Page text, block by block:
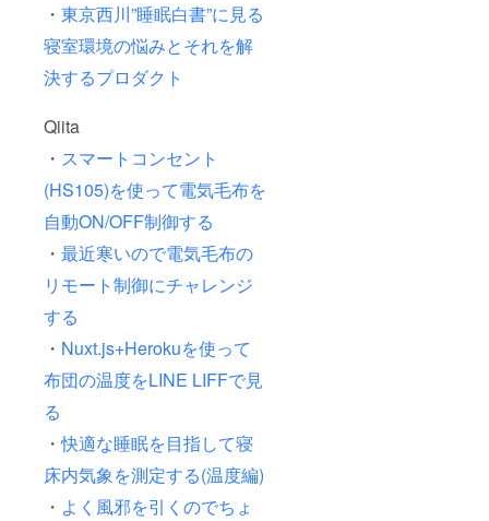
・ 東京西川”睡眠白書”に見る
寝室環境の悩みとそれを解
決するプロダクト
Qiita
・ スマートコンセント
(HS105)を使って電気毛布を
自動ON/OFF制御する
・ 最近寒いので電気毛布の
リモート制御にチャレンジ
する
・ Nuxt.js+Herokuを使って
布団の温度をLINE LIFFで見
る
・快適な睡眠を目指して寝
床内気象を測定する(温度編)
・ よく風邪を引くのでちょ